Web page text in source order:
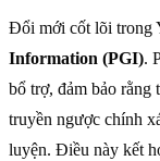
Đổi mới cốt lõi trong
Information (PGI).
bổ trợ, đảm bảo rằng
truyền ngược chính
luyện. Điều này kết